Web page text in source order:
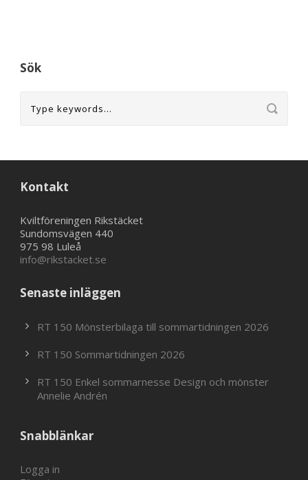
Sök
Kontakt
Kviltföreningen Rikstäcket
Sundomsvägen 440
975 98 Luleå
info@rikstacket.se
Senaste inläggen
RT 150 Mönsterbilaga till sommartidningen 2026
RT 150 Sommartidningen 2026
RT 150 Enkel sommarnesse Design och mönster
Annelie Andrén
Snabblänkar
Logga in